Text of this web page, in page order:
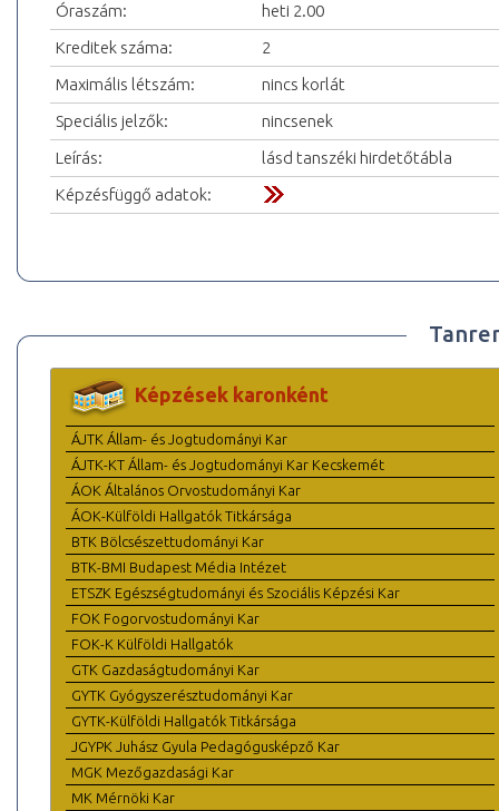
Óraszám:
heti 2.00
Kreditek száma:
2
Maximális létszám:
nincs korlát
Speciális jelzők:
nincsenek
Leírás:
lásd tanszéki hirdetőtábla
Képzésfüggő adatok:
Képzések karonként
ÁJTK Állam- és Jogtudományi Kar
ÁJTK-KT Állam- és Jogtudományi Kar Kecskemét
ÁOK Általános Orvostudományi Kar
ÁOK-Külföldi Hallgatók Titkársága
BTK Bölcsészettudományi Kar
BTK-BMI Budapest Média Intézet
ETSZK Egészségtudományi és Szociális Képzési Kar
FOK Fogorvostudományi Kar
FOK-K Külföldi Hallgatók
GTK Gazdaságtudományi Kar
GYTK Gyógyszerésztudományi Kar
GYTK-Külföldi Hallgatók Titkársága
JGYPK Juhász Gyula Pedagógusképző Kar
MGK Mezőgazdasági Kar
MK Mérnöki Kar